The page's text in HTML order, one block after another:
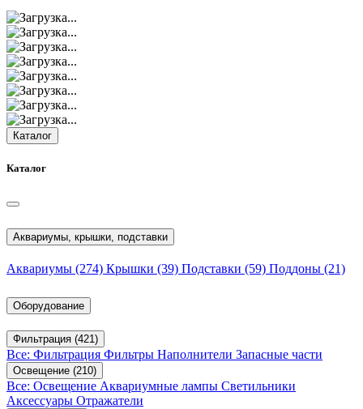
Каталог
Каталог
Аквариумы, крышки, подставки
Аквариумы (274) Крышки (39) Подставки (59) Поддоны (21)
Оборудование
Фильтрация (421)
Все: Фильтрация Фильтры Наполнители Запасные части
Освещение (210)
Все: Освещение Аквариумные лампы Светильники
Аксессуары Отражатели